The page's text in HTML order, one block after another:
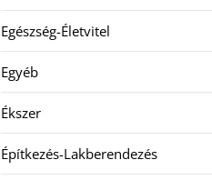
Egészség-Életvitel
Egyéb
Ékszer
Építkezés-Lakberendezés